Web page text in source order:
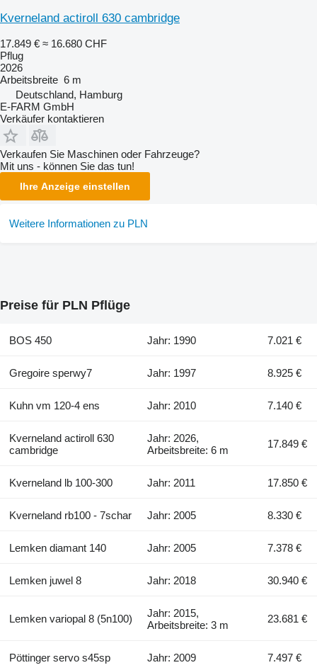
Kverneland actiroll 630 cambridge
17.849 € ≈ 16.680 CHF
Pflug
2026
Arbeitsbreite 6 m
Deutschland, Hamburg
E-FARM GmbH
Verkäufer kontaktieren
Verkaufen Sie Maschinen oder Fahrzeuge?
Mit uns - können Sie das tun!
Ihre Anzeige einstellen
Weitere Informationen zu PLN
Preise für PLN Pflüge
BOS 450 Jahr: 1990 7.021 €
Gregoire sperwy7 Jahr: 1997 8.925 €
Kuhn vm 120-4 ens Jahr: 2010 7.140 €
Kverneland actiroll 630
cambridge
Jahr: 2026,
Arbeitsbreite: 6 m
17.849 €
Kverneland lb 100-300 Jahr: 2011 17.850 €
Kverneland rb100 - 7schar Jahr: 2005 8.330 €
Lemken diamant 140 Jahr: 2005 7.378 €
Lemken juwel 8 Jahr: 2018 30.940 €
Lemken variopal 8 (5n100)
Jahr: 2015,
Arbeitsbreite: 3 m
23.681 €
Pöttinger servo s45sp Jahr: 2009
7.497 €